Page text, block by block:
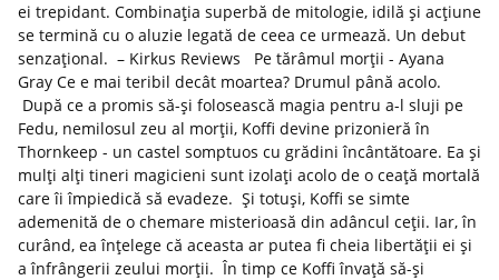
ei trepidant. Combinaţia superbă de mitologie, idilă şi acţiune
se termină cu o aluzie legată de ceea ce urmează. Un debut
senzaţional. – Kirkus Reviews Pe tărâmul morţii - Ayana
Gray Ce e mai teribil decât moartea? Drumul până acolo.
După ce a promis să-şi folosească magia pentru a-l sluji pe
Fedu, nemilosul zeu al morţii, Koffi devine prizonieră în
Thornkeep - un castel somptuos cu grădini încântătoare. Ea şi
mulţi alţi tineri magicieni sunt izolaţi acolo de o ceaţă mortală
care îi împiedică să evadeze. Şi totuşi, Koffi se simte
ademenită de o chemare misterioasă din adâncul ceţii. Iar, în
curând, ea înțelege că aceasta ar putea fi cheia libertăţii ei și
a înfrângerii zeului morții. În timp ce Koffi învaţă să-şi